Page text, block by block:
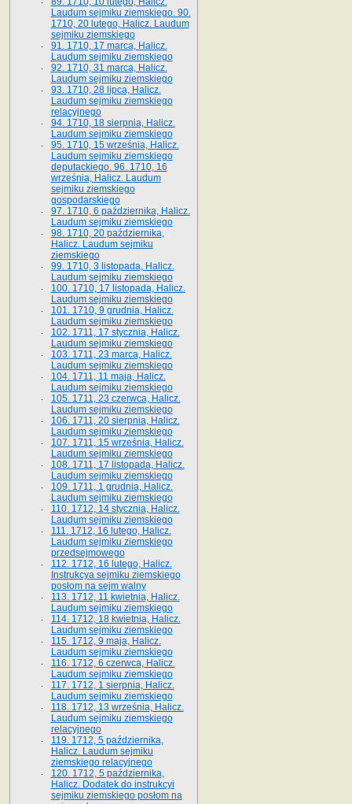
Laudum sejmiku ziemskiego. 90.
1710, 20 lutego, Halicz. Laudum
sejmiku ziemskiego
91. 1710, 17 marca, Halicz.
Laudum sejmiku ziemskiego
92. 1710, 31 marca, Halicz.
Laudum sejmiku ziemskiego
93. 1710, 28 lipca, Halicz.
Laudum sejmiku ziemskiego
relacyjnego
94. 1710, 18 sierpnia, Halicz.
Laudum sejmiku ziemskiego
95. 1710, 15 września, Halicz.
Laudum sejmiku ziemskiego
deputackiego. 96. 1710, 16
września, Halicz. Laudum
sejmiku ziemskiego
gospodarskiego
97. 1710, 6 października, Halicz.
Laudum sejmiku ziemskiego
98. 1710, 20 października,
Halicz. Laudum sejmiku
ziemskiego
99. 1710, 3 listopada, Halicz.
Laudum sejmiku ziemskiego
100. 1710, 17 listopada, Halicz.
Laudum sejmiku ziemskiego
101. 1710, 9 grudnia, Halicz.
Laudum sejmiku ziemskiego
102. 1711, 17 stycznia, Halicz.
Laudum sejmiku ziemskiego
103. 1711, 23 marca, Halicz.
Laudum sejmiku ziemskiego
104. 1711, 11 maja, Halicz.
Laudum sejmiku ziemskiego
105. 1711, 23 czerwca, Halicz.
Laudum sejmiku ziemskiego
106. 1711, 20 sierpnia, Halicz.
Laudum sejmiku ziemskiego
107. 1711, 15 września, Halicz.
Laudum sejmiku ziemskiego
108. 1711, 17 listopada, Halicz.
Laudum sejmiku ziemskiego
109. 1711, 1 grudnia, Halicz.
Laudum sejmiku ziemskiego
110. 1712, 14 stycznia, Halicz.
Laudum sejmiku ziemskiego
111. 1712, 16 lutego, Halicz.
Laudum sejmiku ziemskiego
przedsejmowego
112. 1712, 16 lutego, Halicz.
Instrukcya sejmiku ziemskiego
posłom na sejm walny
113. 1712, 11 kwietnia, Halicz.
Laudum sejmiku ziemskiego
114. 1712, 18 kwietnia, Halicz.
Laudum sejmiku ziemskiego
115. 1712, 9 maja, Halicz.
Laudum sejmiku ziemskiego
116. 1712, 6 czerwca, Halicz.
Laudum sejmiku ziemskiego
117. 1712, 1 sierpnia, Halicz.
Laudum sejmiku ziemskiego
118. 1712, 13 września, Halicz.
Laudum sejmiku ziemskiego
relacyjnego
119. 1712, 5 października,
Halicz. Laudum sejmiku
ziemskiego relacyjnego
120. 1712, 5 października,
Halicz. Dodatek do instrukcyi
sejmiku ziemskiego posłom na